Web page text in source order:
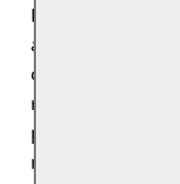
Pielea tăbăcită
agenți de
coajă de stejar,
rubarbă, coajă
păstăi de tara.
mediul